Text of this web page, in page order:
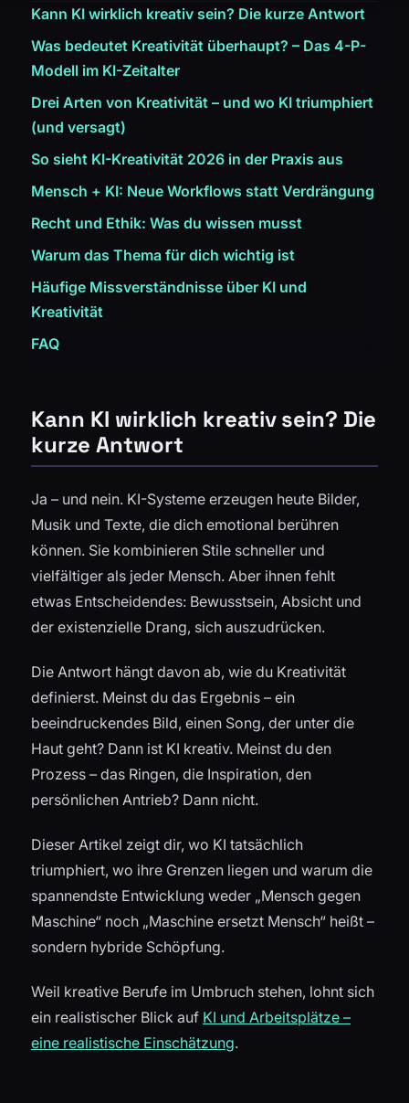
Kann KI wirklich kreativ sein? Die kurze Antwort
Was bedeutet Kreativität überhaupt? – Das 4-P-
Modell im KI-Zeitalter
Drei Arten von Kreativität – und wo KI triumphiert
(und versagt)
So sieht KI-Kreativität 2026 in der Praxis aus
Mensch + KI: Neue Workflows statt Verdrängung
Recht und Ethik: Was du wissen musst
Warum das Thema für dich wichtig ist
Häufige Missverständnisse über KI und
Kreativität
FAQ
Kann KI wirklich kreativ sein? Die
kurze Antwort
Ja – und nein. KI-Systeme erzeugen heute Bilder,
Musik und Texte, die dich emotional berühren
können. Sie kombinieren Stile schneller und
vielfältiger als jeder Mensch. Aber ihnen fehlt
etwas Entscheidendes: Bewusstsein, Absicht und
der existenzielle Drang, sich auszudrücken.
Die Antwort hängt davon ab, wie du Kreativität
definierst. Meinst du das Ergebnis – ein
beeindruckendes Bild, einen Song, der unter die
Haut geht? Dann ist KI kreativ. Meinst du den
Prozess – das Ringen, die Inspiration, den
persönlichen Antrieb? Dann nicht.
Dieser Artikel zeigt dir, wo KI tatsächlich
triumphiert, wo ihre Grenzen liegen und warum die
spannendste Entwicklung weder „Mensch gegen
Maschine“ noch „Maschine ersetzt Mensch“ heißt –
sondern hybride Schöpfung.
Weil kreative Berufe im Umbruch stehen, lohnt sich
ein realistischer Blick auf KI und Arbeitsplätze –
eine realistische Einschätzung.